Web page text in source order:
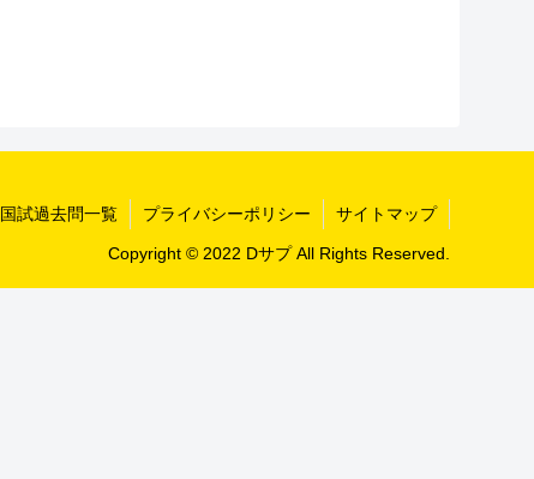
国試過去問一覧 プライバシーポリシー サイトマップ
Copyright © 2022 Dサプ All Rights Reserved.